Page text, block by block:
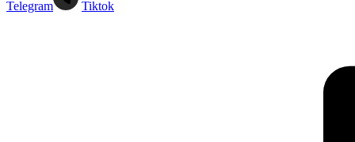
Telegram Tiktok